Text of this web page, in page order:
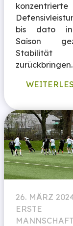
konzentrierte
bis dato
Saison
Stabilität
zurückbringen.
26. MÄRZ
ERSTE
MANNSCHAFT